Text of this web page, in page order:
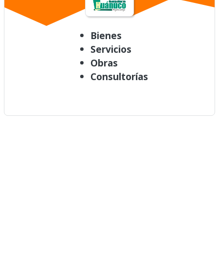
Bienes
Servicios
Obras
Consultorías